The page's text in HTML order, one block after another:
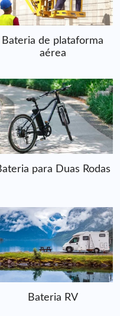
Bateria de plataforma
aérea
para Duas Rodas
Bateria RV